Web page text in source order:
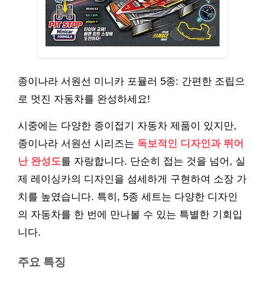
종이나라 서원선 미니카 포뮬러 5종: 간편한 조립으
로 멋진 자동차를 완성하세요!
시중에는 다양한 종이접기 자동차 제품이 있지만,
종이나라 서원선 시리즈는 독보적인 디자인과 뛰어
난 완성도를 자랑합니다. 단순히 접는 것을 넘어, 실
제 레이싱카의 디자인을 섬세하게 구현하여 소장 가
치를 높였습니다. 특히, 5종 세트는 다양한 디자인
의 자동차를 한 번에 만나볼 수 있는 특별한 기회입
니다.
주요 특징